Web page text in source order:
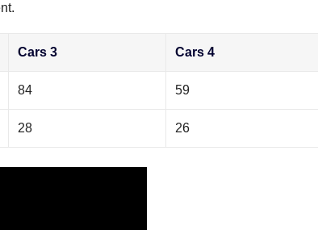
Cars 3 Cars 4
84 59
28 26